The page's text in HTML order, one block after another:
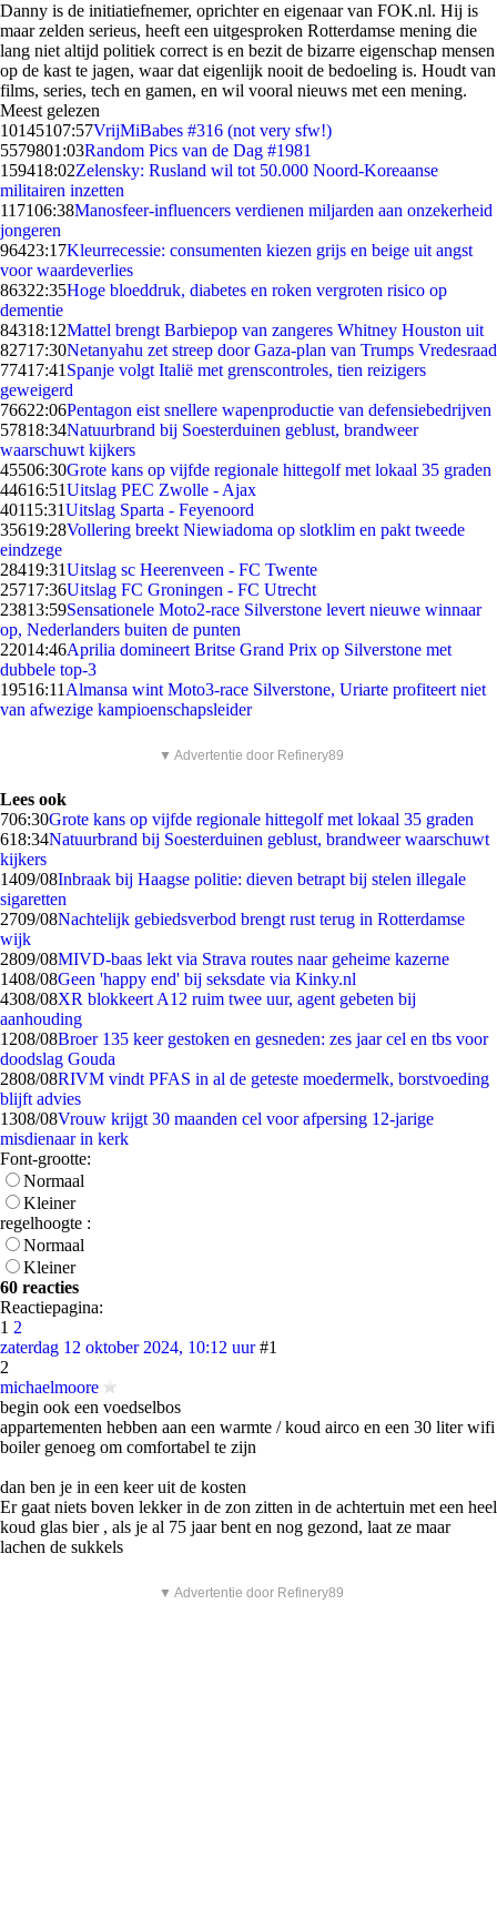
Danny is de initiatiefnemer, oprichter en eigenaar van FOK.nl. Hij is
maar zelden serieus, heeft een uitgesproken Rotterdamse mening die
lang niet altijd politiek correct is en bezit de bizarre eigenschap mensen
op de kast te jagen, waar dat eigenlijk nooit de bedoeling is. Houdt van
films, series, tech en gamen, en wil vooral nieuws met een mening.
Meest gelezen
10145107:57VrijMiBabes #316 (not very sfw!)
5579801:03Random Pics van de Dag #1981
159418:02Zelensky: Rusland wil tot 50.000 Noord-Koreaanse
militairen inzetten
117106:38Manosfeer-influencers verdienen miljarden aan onzekerheid
jongeren
96423:17Kleurrecessie: consumenten kiezen grijs en beige uit angst
voor waardeverlies
86322:35Hoge bloeddruk, diabetes en roken vergroten risico op
dementie
84318:12Mattel brengt Barbiepop van zangeres Whitney Houston uit
82717:30Netanyahu zet streep door Gaza-plan van Trumps Vredesraad
77417:41 Spanje volgt Italië met grenscontroles, tien reizigers
geweigerd
76622:06Pentagon eist snellere wapenproductie van defensiebedrijven
57818:34Natuurbrand bij Soesterduinen geblust, brandweer
waarschuwt kijkers
45506:30Grote kans op vijfde regionale hittegolf met lokaal 35 graden
44616:51Uitslag PEC Zwolle - Ajax
40115:31Uitslag Sparta - Feyenoord
35619:28Vollering breekt Niewiadoma op slotklim en pakt tweede
eindzege
28419:31Uitslag sc Heerenveen - FC Twente
25717:36Uitslag FC Groningen - FC Utrecht
23813:59Sensationele Moto2-race Silverstone levert nieuwe winnaar
op, Nederlanders buiten de punten
22014:46Aprilia domineert Britse Grand Prix op Silverstone met
dubbele top-3
19516:11 Almansa wint Moto3-race Silverstone, Uriarte profiteert niet
van afwezige kampioenschapsleider
▼ Advertentie door Refinery89
Lees ook
706:30Grote kans op vijfde regionale hittegolf met lokaal 35 graden
618:34Natuurbrand bij Soesterduinen geblust, brandweer waarschuwt
kijkers
1409/08Inbraak bij Haagse politie: dieven betrapt bij stelen illegale
sigaretten
2709/08Nachtelijk gebiedsverbod brengt rust terug in Rotterdamse
wijk
2809/08MIVD-baas lekt via Strava routes naar geheime kazerne
1408/08Geen 'happy end' bij seksdate via Kinky.nl
4308/08XR blokkeert A12 ruim twee uur, agent gebeten bij
aanhouding
1208/08Broer 135 keer gestoken en gesneden: zes jaar cel en tbs voor
doodslag Gouda
2808/08RIVM vindt PFAS in al de geteste moedermelk, borstvoeding
blijft advies
1308/08Vrouw krijgt 30 maanden cel voor afpersing 12-jarige
misdienaar in kerk
Font-grootte:
Normaal
Kleiner
regelhoogte :
Normaal
Kleiner
60 reacties
Reactiepagina:
1 2
zaterdag 12 oktober 2024, 10:12 uur #1
2
michaelmoore
begin ook een voedselbos
appartementen hebben aan een warmte / koud airco en een 30 liter wifi
boiler genoeg om comfortabel te zijn
dan ben je in een keer uit de kosten
Er gaat niets boven lekker in de zon zitten in de achtertuin met een heel
koud glas bier , als je al 75 jaar bent en nog gezond, laat ze maar
lachen de sukkels
▼ Advertentie door Refinery89